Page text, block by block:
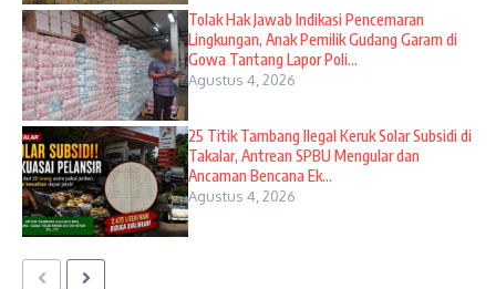
Tolak Hak Jawab Indikasi Pencemaran
Lingkungan, Anak Pemilik Gudang Garam di
Gowa Tantang Lapor Poli...
Agustus 4, 2026
25 Titik Tambang Ilegal Keruk Solar Subsidi di
Takalar, Antrean SPBU Mengular dan
Ancaman Bencana Ek...
Agustus 4, 2026